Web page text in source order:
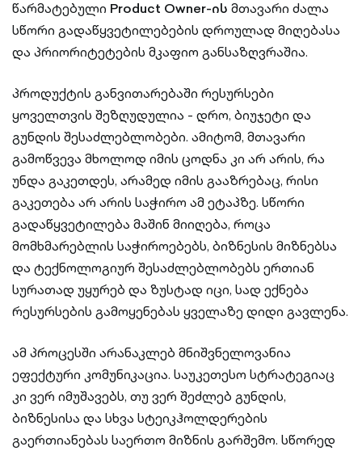
წარმატებული Product Owner-ის მთავარი ძალა
სწორი გადაწყვეტილებების დროულად მიღებასა
და პრიორიტეტების მკაფიო განსაზღვრაშია.
პროდუქტის განვითარებაში რესურსები
ყოველთვის შეზღუდულია - დრო, ბიუჯეტი და
გუნდის შესაძლებლობები. ამიტომ, მთავარი
გამოწვევა მხოლოდ იმის ცოდნა კი არ არის, რა
უნდა გაკეთდეს, არამედ იმის გააზრებაც, რისი
გაკეთება არ არის საჭირო ამ ეტაპზე. სწორი
გადაწყვეტილება მაშინ მიიღება, როცა
მომხმარებლის საჭიროებებს, ბიზნესის მიზნებსა
და ტექნოლოგიურ შესაძლებლობებს ერთიან
სურათად უყურებ და ზუსტად იცი, სად ექნება
რესურსების გამოყენებას ყველაზე დიდი გავლენა.
ამ პროცესში არანაკლებ მნიშვნელოვანია
ეფექტური კომუნიკაცია. საუკეთესო სტრატეგიაც
კი ვერ იმუშავებს, თუ ვერ შეძლებ გუნდის,
ბიზნესისა და სხვა სტეიკჰოლდერების
გაერთიანებას საერთო მიზნის გარშემო. სწორედ